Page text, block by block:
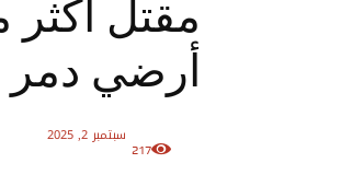
أرضي دمر
سبتمبر 2, 2025
217